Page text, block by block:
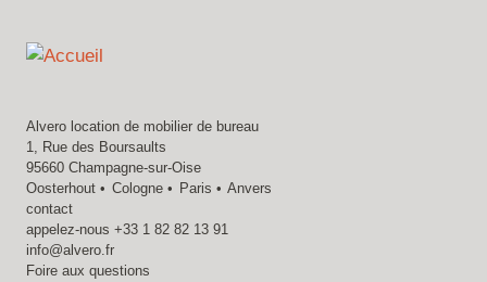
Alvero location de mobilier de bureau
1, Rue des Boursaults
95660 Champagne-sur-Oise
Oosterhout
Cologne Paris
Anvers
contact
appelez-nous +33 1 82 82 13 91
info@alvero.fr
Foire aux questions